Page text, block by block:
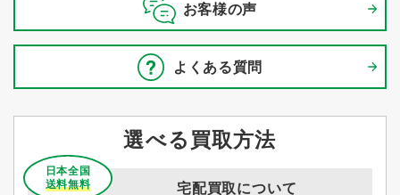
お客様の声
よくある質問
選べる買取方法
宅配買取について
日本全国
送料無料